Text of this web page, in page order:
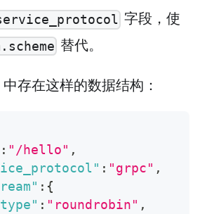
字段，使
替代。
存在这样的数据结构：
: "/hello" ,
: "grpc" ,
: {
: "roundrobin" ,